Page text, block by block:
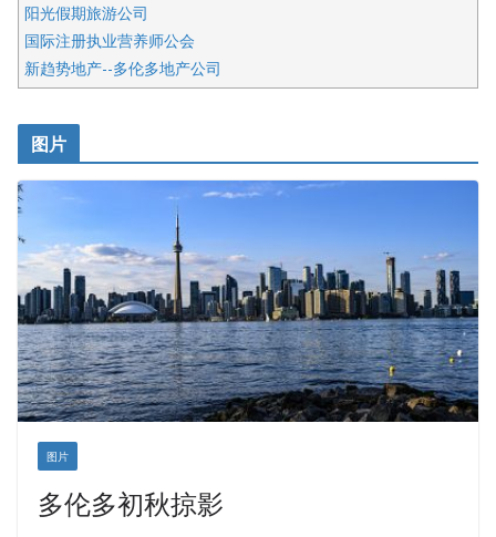
阳光假期旅游公司
国际注册执业营养师公会
新趋势地产--多伦多地产公司
呱呱电器
开明车行KS CAR SALES & SERVICE
健健宝公司
皇后金融集团
正点印艺设计
图片
图片
多伦多初秋掠影